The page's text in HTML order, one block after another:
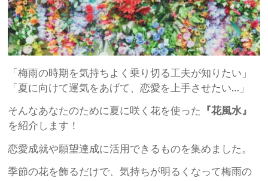
「梅雨の時期を気持ちよく乗り切る工夫が知りたい」
「夏に向けて運気をあげて、恋愛を上手させたい…」
そんなあなたのために夏に咲く花を使った
『花風水』
を紹介します！
恋愛成就や願望達成に活用できるものを集めました。
季節の花を飾るだけで、気持ちが明るくなって梅雨の